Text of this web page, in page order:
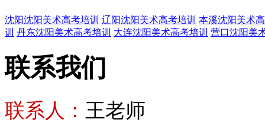
沈阳沈阳美术高考培训 辽阳沈阳美术高考培训 本溪沈阳美术
训 丹东沈阳美术高考培训 大连沈阳美术高考培训 营口沈阳美
联系我们
联系人： 王老师